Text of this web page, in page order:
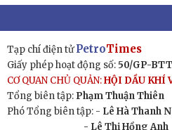
Tạp chí điện tửPetroTimes
Giấy phép hoạt động số: 50/GP-
CƠ QUAN CHỦ QUẢN:HỘI DẦU KHÍ
Tổng biên tập: Phạm Thuận Thiên
Phó Tổng biên tập: - Lê Hà Thanh
- Lê Thị Hồng Anh